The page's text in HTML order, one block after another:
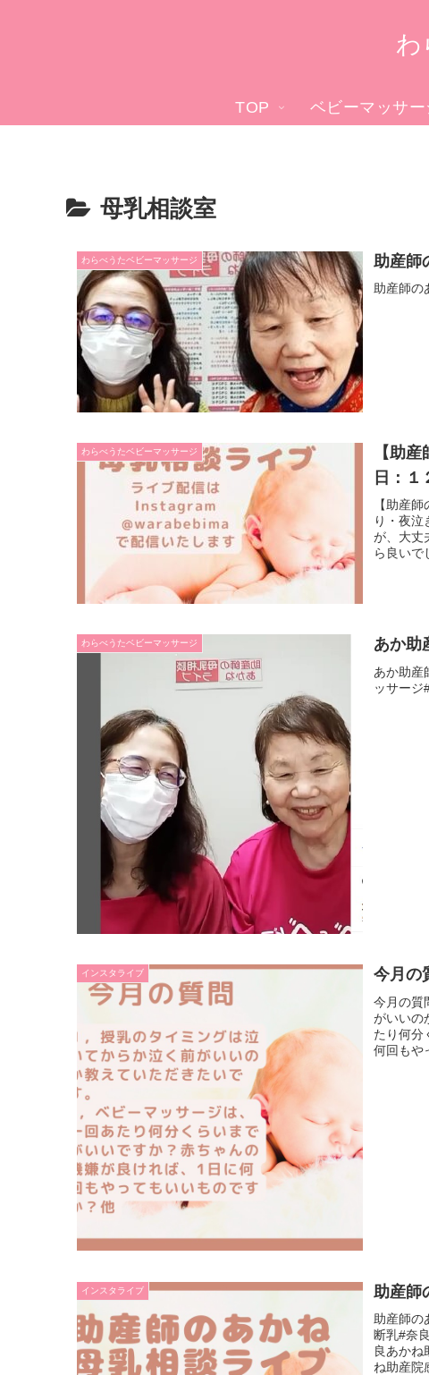
わ
TOP ベビーマッサ
母乳相談室
わらべうたベビーマッサージ 助産師
助産師
わらべうたベビーマッサージ
【助
日：１
【助産
り・夜
が、大丈
ら良いで
わらべうたベビーマッサージ あか助
あか助産
ッサージ
インスタライブ 今月の
今月の質
がいいの
たり何分
何回もや
インスタライブ 助産師
助産師の
断乳#奈
良あかね
ね助産院